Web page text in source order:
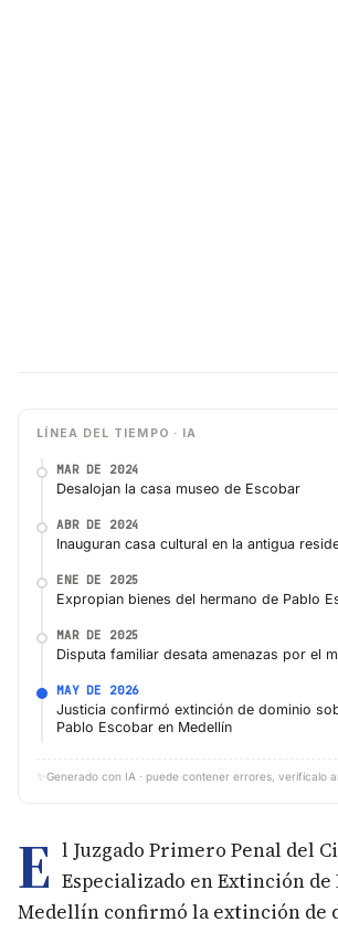
LÍNEA DEL TIEMPO · IA
MAR DE 2024
Desalojan la casa museo de Escobar
ABR DE 2024
Inauguran casa cultural en la antigua
ENE DE 2025
Expropian bienes del hermano de Pablo
MAR DE 2025
Disputa familiar desata amenazas por el
MAY DE 2026
Justicia confirmó extinción de dominio
Pablo Escobar en Medellín
✨ Generado con IA · puede contener errores, verifícalo
E l Juzgado Primero Penal del
Especializado en Extinción
Medellín confirmó la extinción de